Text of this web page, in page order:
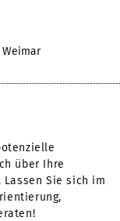
Weimar
über Ihre
Sie sich im